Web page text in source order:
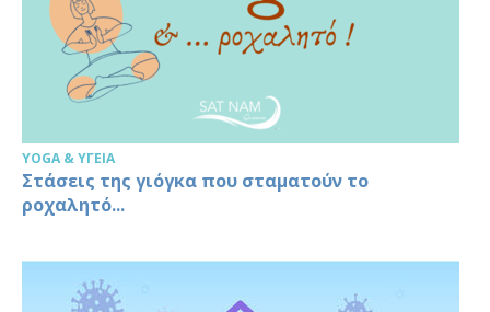
YOGA & ΥΓΕΊΑ
Στάσεις της γιόγκα που σταματούν το
ροχαλητό...